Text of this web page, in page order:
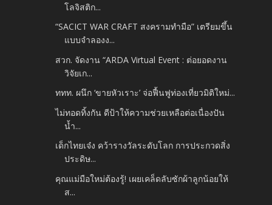
โลจิสติก...
“SACICT WAR CRAFT สงครามทำมือ” เตรียมขึ้น
แบบจำลองง...
สวก. จัดงาน “ARDA Virtual Event : ต่อยอดงาน
วิจัยเก...
ททท. ผนึก ‘ขายหัวเราะ’ จ่อฟื้นฟูท่องเที่ยวมิติใหม่...
ไม่ทอดทิ้งกัน ดีป้าให้ความช่วยเหลือต่อเนื่องปัน
น้ำ...
เด็กไทยเจ๋ง คว้ารางวัลระดับโลก การประกวดสิ่ง
ประดิษ...
คุณแม่มือใหม่ต้องรู้! เผยเคล็ดลับซักผ้าลูกน้อยให้
ส...